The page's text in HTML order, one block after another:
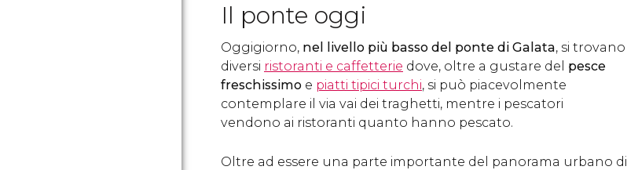
Il ponte oggi
Oggigiorno, nel livello più basso del ponte di Galata, si trovano
diversi ristoranti e caffetterie dove, oltre a gustare del pesce
freschissimo e piatti tipici turchi, si può piacevolmente
contemplare il via vai dei traghetti, mentre i pescatori
vendono ai ristoranti quanto hanno pescato.
Oltre ad essere una parte importante del panorama urbano di